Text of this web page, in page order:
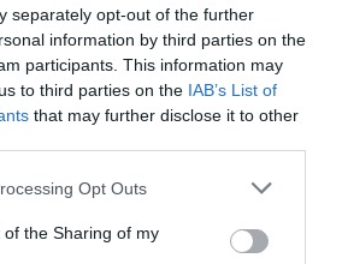
separately opt-out of the further
information by third parties on the
participants. This information may
to third parties on the IAB’s List of
that may further disclose it to other
Opt Outs
the Sharing of my